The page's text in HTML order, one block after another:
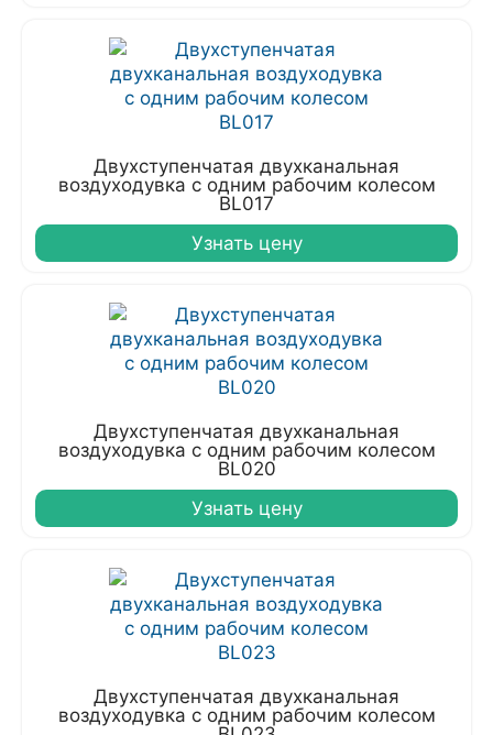
Двухступенчатая двухканальная
воздуходувка с одним рабочим колесом
BL017
Узнать цену
Двухступенчатая двухканальная
воздуходувка с одним рабочим колесом
BL020
Узнать цену
Двухступенчатая двухканальная
воздуходувка с одним рабочим колесом